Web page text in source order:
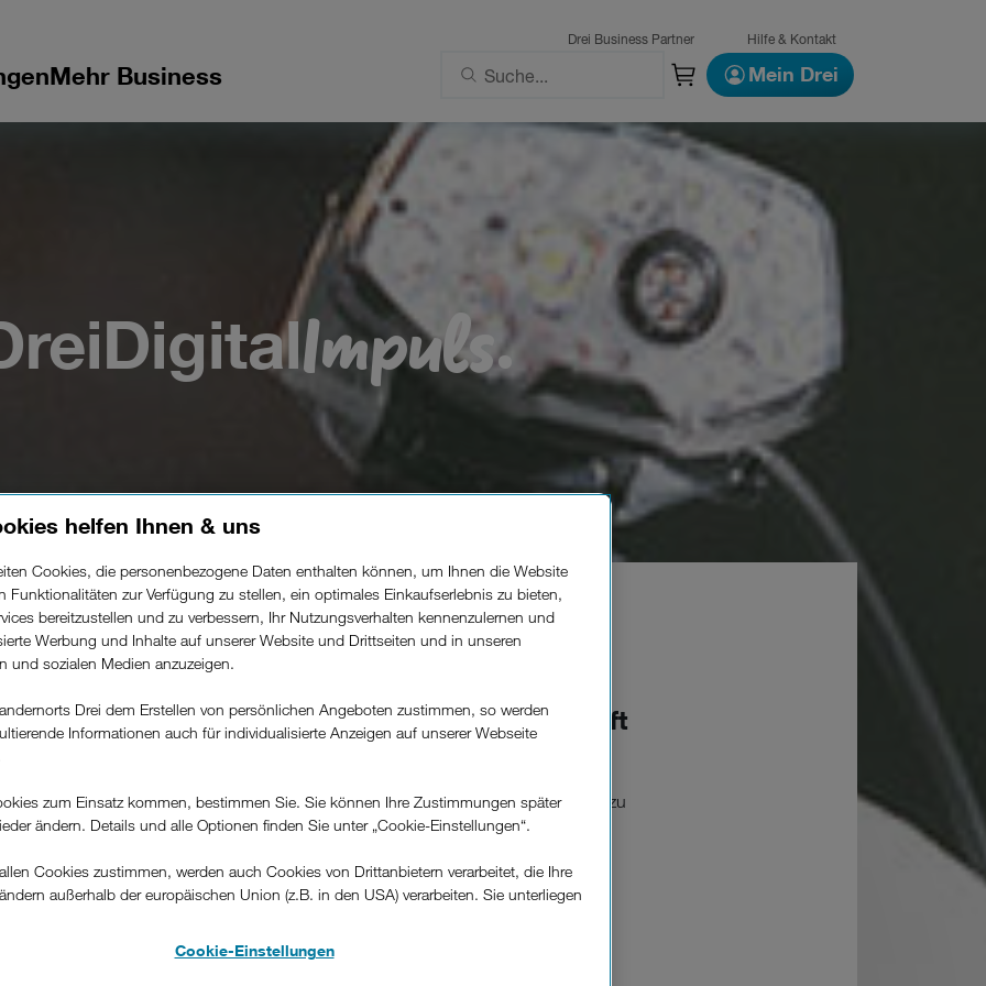
Drei Business Partner Hilfe & Kontakt
Mehr Business Mein Drei
DigitalImpuls.
ins Herz: Die Kraft von Sportevents, Leidenschaft
sportlicher Großevents im Wandel der Zeit: Von traditionellen Formaten zu
Im Fokus: Ski-WM und die Mountain-Attack in Saalbach-Hinterglemm.
aus Sport, digitalen Medien und Wirtschaft am21. Jänner 2025.
helfen Ihnen & uns
Cookies, die personenbezogene Daten enthalten können, um Ihnen die Website
Funktionalitäten zur Verfügung zu stellen, ein optimales Einkaufserlebnis zu bieten,
bereitzustellen und zu verbessern, Ihr Nutzungsverhalten kennenzulernen und
Werbung und Inhalte auf unserer Website und Drittseiten und in unseren
und sozialen Medien anzuzeigen.
Drei dem Erstellen von persönlichen Angeboten zustimmen, so werden
Informationen auch für individualisierte Anzeigen auf unserer Webseite
zum Einsatz kommen, bestimmen Sie. Sie können Ihre Zustimmungen später
ändern. Details und alle Optionen finden Sie unter „Cookie-Einstellungen“.
Cookies zustimmen, werden auch Cookies von Drittanbietern verarbeitet, die Ihre
außerhalb der europäischen Union (z.B. in den USA) verarbeiten. Sie unterliegen
Cookie-Einstellungen